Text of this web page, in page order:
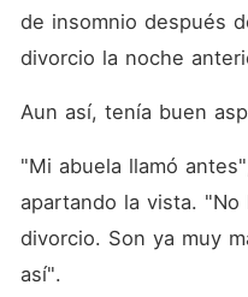
de insomnio después
divorcio la noche
Aun así, tenía buen
"Mi abuela llamó
apartando la vista.
divorcio. Son ya muy
así".